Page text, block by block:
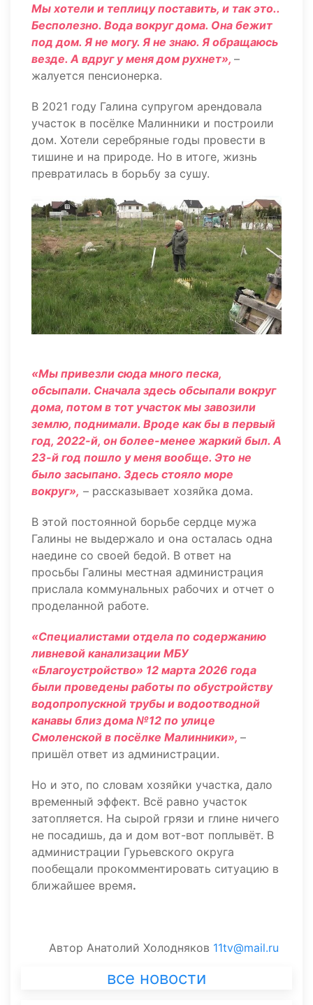
Мы хотели и теплицу поставить, и так это..
Бесполезно. Вода вокруг дома. Она бежит
под дом. Я не могу. Я не знаю. Я обращаюсь
везде. А вдруг у меня дом рухнет», –
жалуется пенсионерка.
В 2021 году Галина супругом арендовала
участок в посёлке Малинники и построили
дом. Хотели серебряные годы провести в
тишине и на природе. Но в итоге, жизнь
превратилась в борьбу за сушу.
«Мы привезли сюда много песка,
обсыпали. Сначала здесь обсыпали вокруг
дома, потом в тот участок мы завозили
землю, поднимали. Вроде как бы в первый
год, 2022-й, он более-менее жаркий был. А
23-й год пошло у меня вообще. Это не
было засыпано. Здесь стояло море
вокруг», – рассказывает хозяйка дома.
В этой постоянной борьбе сердце мужа
Галины не выдержало и она осталась одна
наедине со своей бедой. В ответ на
просьбы Галины местная администрация
прислала коммунальных рабочих и отчет о
проделанной работе.
«Специалистами отдела по содержанию
ливневой канализации МБУ
«Благоустройство» 12 марта 2026 года
были проведены работы по обустройству
водопропускной трубы и водоотводной
канавы близ дома №12 по улице
Смоленской в посёлке Малинники», –
пришёл ответ из администрации.
Но и это, по словам хозяйки участка, дало
временный эффект. Всё равно участок
затопляется. На сырой грязи и глине ничего
не посадишь, да и дом вот-вот поплывёт. В
администрации Гурьевского округа
пообещали прокомментировать ситуацию в
ближайшее время.
Автор Анатолий Холодняков 11tv@mail.ru
все новости